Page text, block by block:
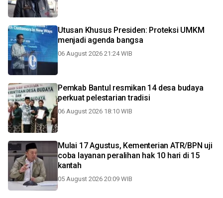
Utusan Khusus Presiden: Proteksi UMKM
menjadi agenda bangsa
06 August 2026 21:24 WIB
Pemkab Bantul resmikan 14 desa budaya
perkuat pelestarian tradisi
06 August 2026 18:10 WIB
Mulai 17 Agustus, Kementerian ATR/BPN uji
coba layanan peralihan hak 10 hari di 15
kantah
05 August 2026 20:09 WIB